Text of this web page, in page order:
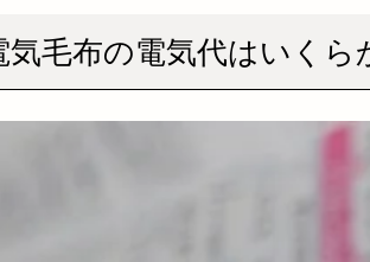
気毛布の電気代はいくら